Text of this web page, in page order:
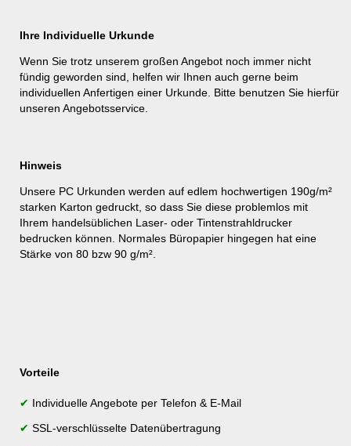
Ihre Individuelle Urkunde
Wenn Sie trotz unserem großen Angebot noch immer nicht
fündig geworden sind, helfen wir Ihnen auch gerne beim
individuellen Anfertigen einer Urkunde. Bitte benutzen Sie hierfür
unseren Angebotsservice
Hinweis
Unsere PC Urkunden werden auf edlem hochwertigen 190g/m²
starken Karton gedruckt, so dass Sie diese problemlos mit
Ihrem handelsüblichen Laser- oder Tintenstrahldrucker
bedrucken können. Normales Büropapier hingegen hat eine
Stärke von 80 bzw 90 g/m².
Vorteile
✔ Individuelle Angebote per Telefon & E-Mail
✔ SSL-verschlüsselte Datenübertragung